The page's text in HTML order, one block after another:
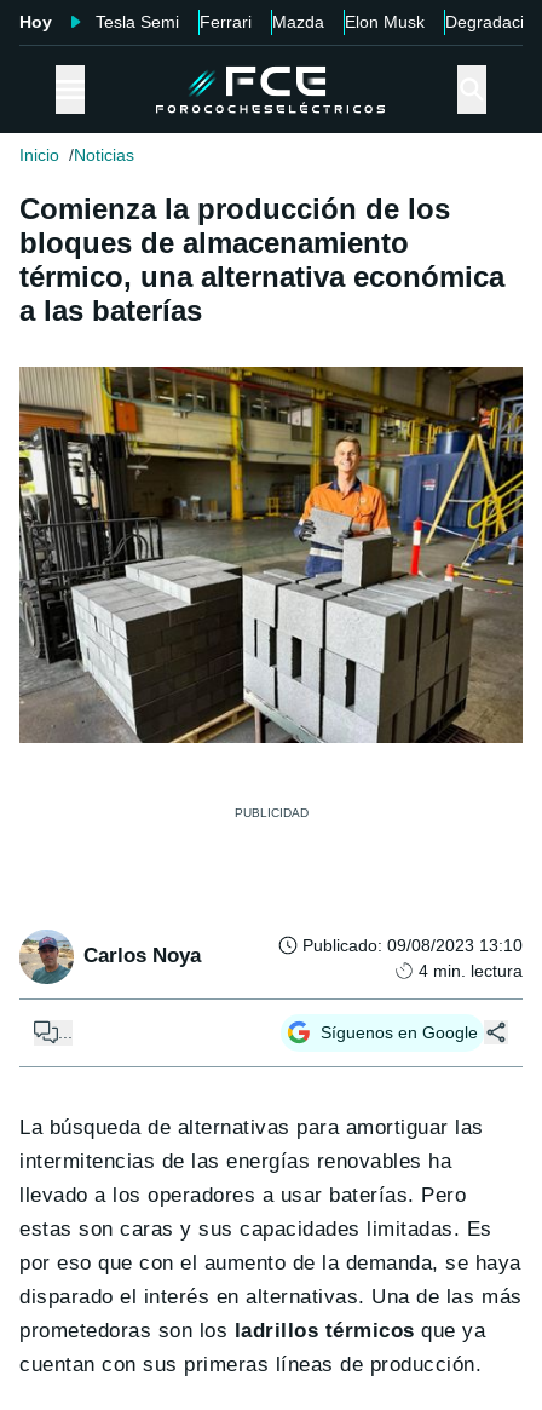
Hoy Tesla Semi Ferrari Mazda Elon Musk Degradación
Inicio Noticias
Comienza la producción de los
bloques de almacenamiento
térmico, una alternativa económica
a las baterías
Carlos Noya Publicado: 09/08/2023 13:10
4 min. lectura
Síguenos en Google
La búsqueda de alternativas para amortiguar las
intermitencias de las energías renovables ha
llevado a los operadores a usar baterías. Pero
estas son caras y sus capacidades limitadas. Es
por eso que con el aumento de la demanda, se haya
disparado el interés en alternativas. Una de las más
prometedoras son los ladrillos térmicos que ya
cuentan con sus primeras líneas de producción.